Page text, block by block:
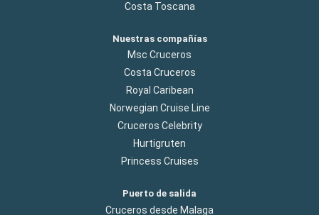
Costa Toscana
Nuestras compañías
Msc Cruceros
Costa Cruceros
Royal Caribean
Norwegian Cruise Line
Cruceros Celebrity
Hurtigruten
Princess Cruises
Puerto de salida
Cruceros desde Malaga